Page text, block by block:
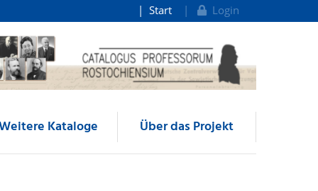
Start Login
Kataloge Über das Projekt